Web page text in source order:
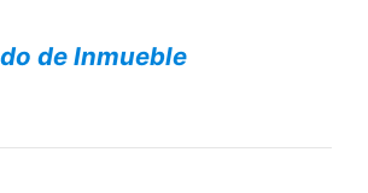
de Inmueble